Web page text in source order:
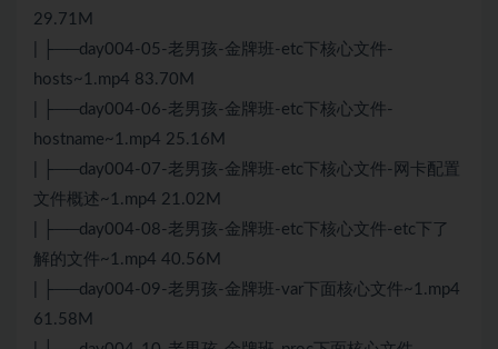
29.71M
| ├──day004-05-老男孩-金牌班-etc下核心文件-
hosts~1.mp4 83.70M
| ├──day004-06-老男孩-金牌班-etc下核心文件-
hostname~1.mp4 25.16M
| ├──day004-07-老男孩-金牌班-etc下核心文件-网卡配置
文件概述~1.mp4 21.02M
| ├──day004-08-老男孩-金牌班-etc下核心文件-etc下了
解的文件~1.mp4 40.56M
| ├──day004-09-老男孩-金牌班-var下面核心文件~1.mp4
61.58M